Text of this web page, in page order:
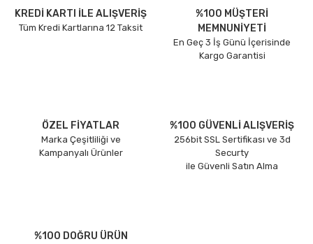
KREDİ KARTI İLE ALIŞVERİŞ
Tüm Kredi Kartlarına 12 Taksit
%100 MÜŞTERİ
MEMNUNİYETİ
En Geç 3 İş Günü İçerisinde
Kargo Garantisi
ÖZEL FİYATLAR
Marka Çeşitliliği ve
Kampanyalı Ürünler
%100 GÜVENLİ ALIŞVERİŞ
256bit SSL Sertifikası ve 3d
Securty
ile Güvenli Satın Alma
%100 DOĞRU ÜRÜN